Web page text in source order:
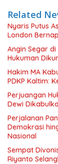
Related
Nyaris Putus
London
Angin Segar di
Hukuman
Hakim MA
PDKP Kaltim:
Perjuangan
Dewi
Perjalanan
Demokrasi
Nasional
Sempat
Riyanto